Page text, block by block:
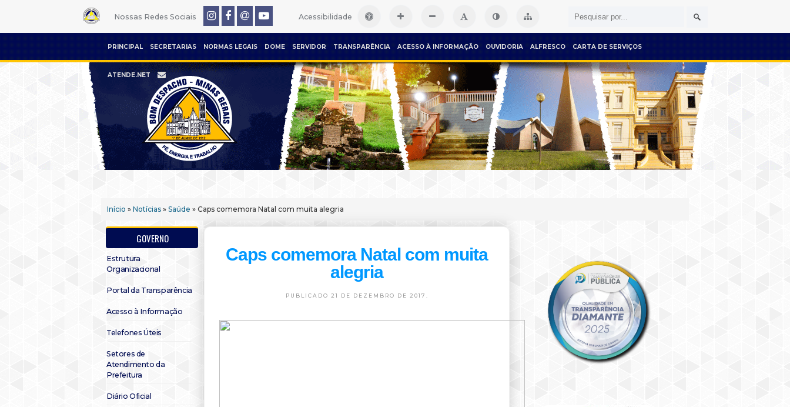
Nossas Redes Sociais Acessibilidade
PRINCIPAL SECRETARIAS NORMAS LEGAIS DOME SERVIDOR TRANSPARÊNCIA ACESSO À INFORMAÇÃO OUVIDORIA ALFRESCO CARTA DE SERVIÇOS
ATENDE.NET
Início » Notícias » Saúde » Caps comemora Natal com muita alegria
GOVERNO
Estrutura
Organizacional
Portal da Transparência
Acesso à Informação
Telefones Úteis
Setores de
Atendimento da
Prefeitura
Diário Oficial
Caps comemora Natal com muita
alegria
PUBLICADO 21 DE DEZEMBRO DE 2017.